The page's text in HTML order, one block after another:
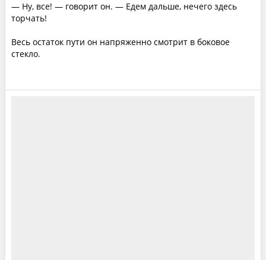
— Ну, все! — говорит он. — Едем дальше, нечего здесь
торчать!
Весь остаток пути он напряженно смотрит в боковое
стекло.